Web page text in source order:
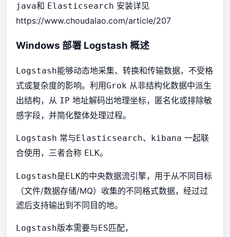
java和 Elasticsearch 安装详见
https://www.choudalao.com/article/207
Windows 部署 Logstash 概述
Logstash能够动态地采集、转换和传输数据，不受格
式或复杂度的影响。利用Grok 从非结构化数据中派生
出结构，从 IP 地址解码出地理坐标，匿名化或排除敏
感字段，并简化整体处理过程。
Logstash 常与 Elasticsearch、 kibana 一起联
合使用，三者合称 ELK。
Logstash是 ELK的中央数据流引擎，用于从不同目标
（文件/数据存储/MQ）收集的不同格式数据，经过过
滤后支持输出到不同目的地。
Logstash版本需要与 ES匹配，